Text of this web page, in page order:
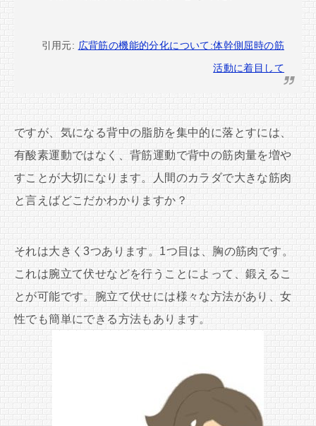
引用元: 広背筋の機能的分化について:体幹側屈時の筋
活動に着目して
ですが、気になる背中の脂肪を集中的に落とすには、
有酸素運動ではなく、背筋運動で背中の筋肉量を増や
すことが大切になります。人間のカラダで大きな筋肉
と言えばどこだかわかりますか？
それは大きく3つあります。1つ目は、胸の筋肉です。
これは腕立て伏せなどを行うことによって、鍛えるこ
とが可能です。腕立て伏せには様々な方法があり、女
性でも簡単にできる方法もあります。